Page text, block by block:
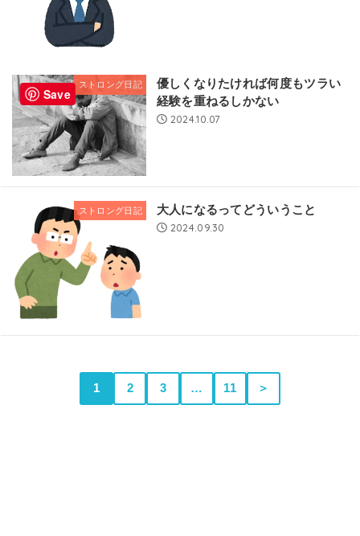
ストロング日記
優しくなりたければ何度もツラい
経験を重ねるしかない
2024.10.07
ストロング日記
大人になるってどういうこと
2024.09.30
1 2 3 … 11 ＞
Save